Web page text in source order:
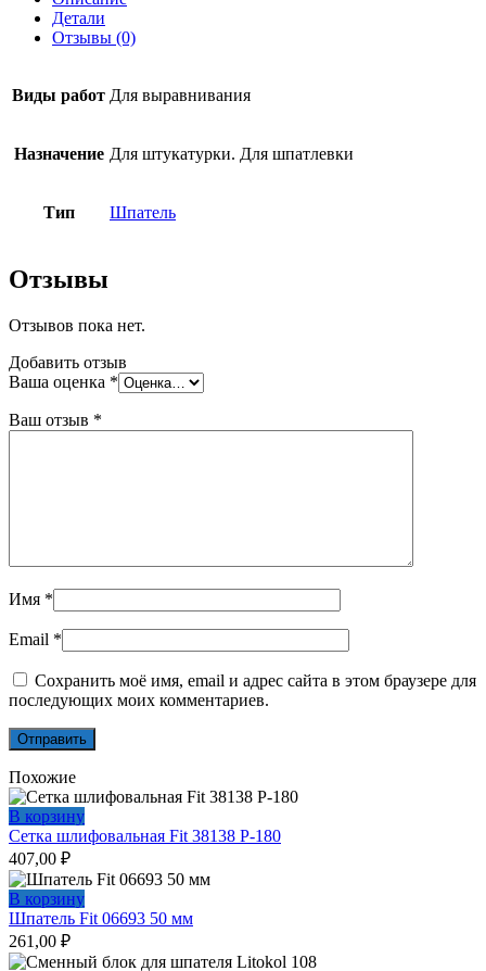
Color
мм
Детали
Отзывы (0)
Виды работ Для выравнивания
Назначение Для штукатурки. Для шпатлевки
Тип Шпатель
Отзывы
Отзывов пока нет.
Добавить отзыв
Ваша оценка *
Ваш отзыв *
Имя *
Email *
Сохранить моё имя, email и адрес сайта в этом браузере для
последующих моих комментариев.
Похожие
В корзину
Сетка шлифовальная Fit 38138 Р-180
407,00 ₽
В корзину
Шпатель Fit 06693 50 мм
261,00 ₽